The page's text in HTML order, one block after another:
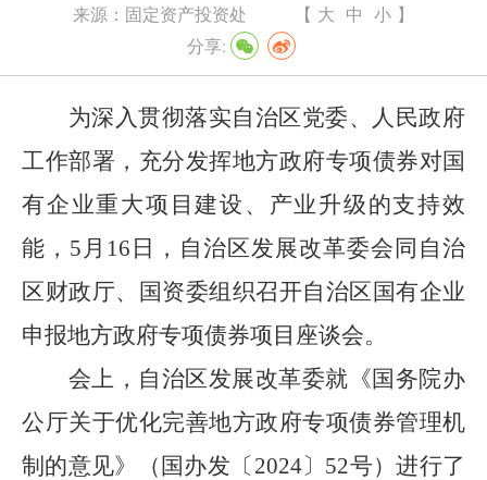
来源： 固定资产投资处 【 大 中 小 】
分享:
为深入贯彻落实自治区党委、人民政府
工作部署，充分发挥地方政府专项债券对国
有企业重大项目建设、产业升级的支持效
能， 5 月 16 日，自治区发展改革委会同自治
区财政厅、国资委组织召开自治区国有企业
申报地方政府专项债券项目座谈会。
会上，自治区发展改革委就《国务院办
公厅关于优化完善地方政府专项债券管理机
制 的意见》（ 国办发 〔 2024〕 52号）进行了